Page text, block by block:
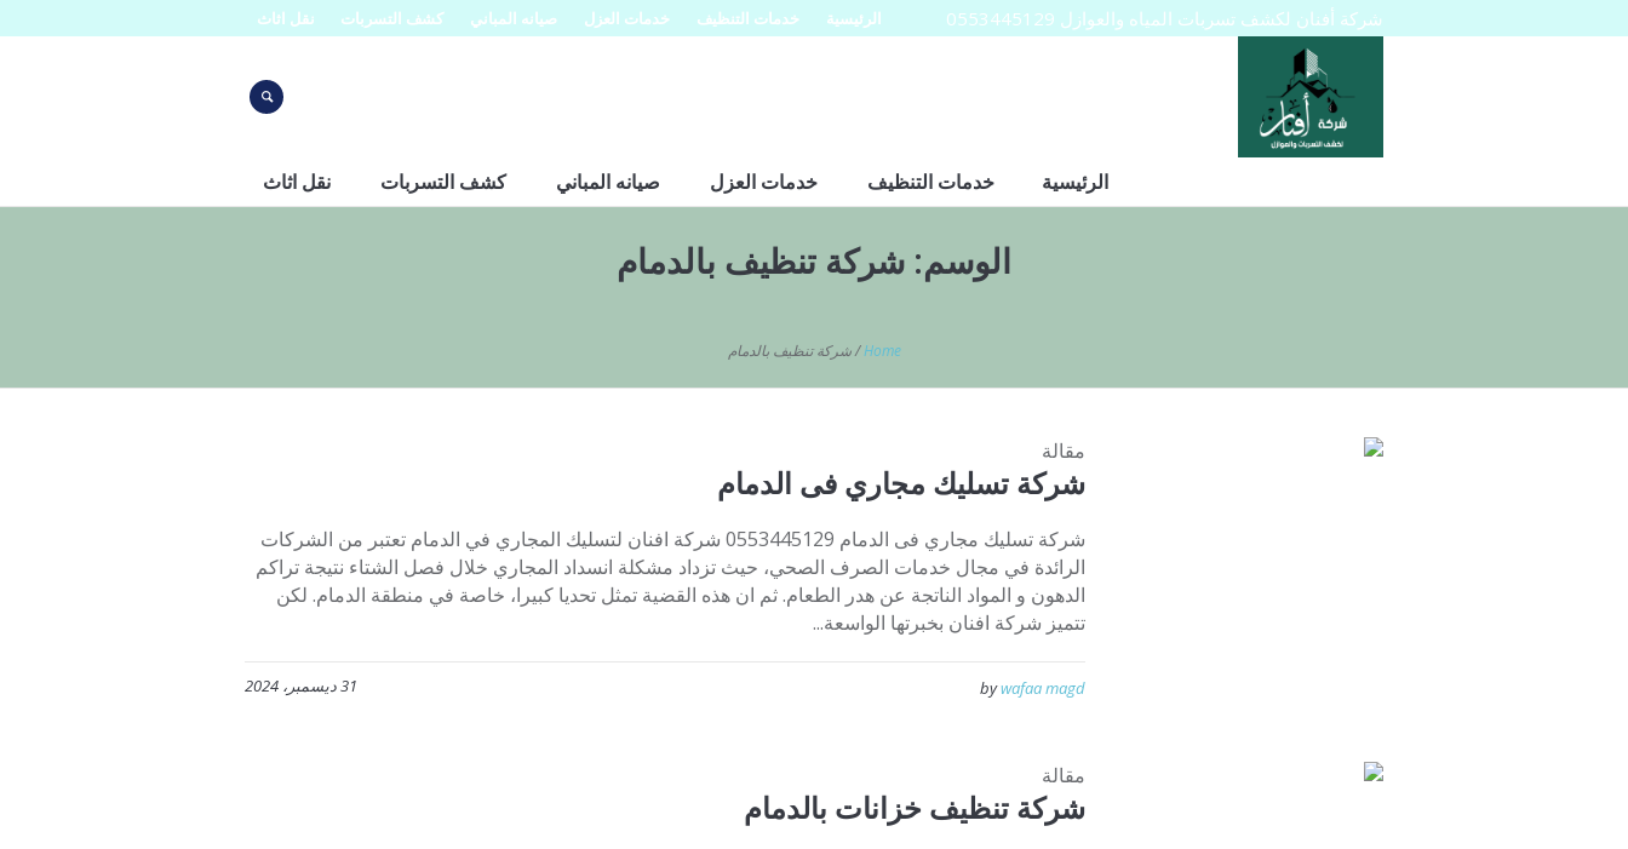
الرئيسية خدمات التنظيف خدمات العزل صيانه المباني كشف التسربات نقل اثاث شركة أفنان لكشف تسربات المياه والعوازل 0553445129
الرئيسية خدمات التنظيف خدمات العزل صيانه المباني كشف التسربات نقل اثاث
الوسم: شركة تنظيف بالدمام
Home
/شركة تنظيف بالدمام
مقالة
شركة تسليك مجاري فى الدمام
شركة تسليك مجاري فى الدمام 0553445129 شركة افنان لتسليك المجاري في الدمام تعتبر من الشركات
الرائدة في مجال خدمات الصرف الصحي، حيث تزداد مشكلة انسداد المجاري خلال فصل الشتاء نتيجة تراكم
الدهون و المواد الناتجة عن هدر الطعام. ثم ان هذه القضية تمثل تحديا كبيرا، خاصة في منطقة الدمام. لكن
تتميز شركة افنان بخبرتها الواسعة...
31 ديسمبر، 2024 bywafaa magd
مقالة
شركة تنظيف خزانات بالدمام